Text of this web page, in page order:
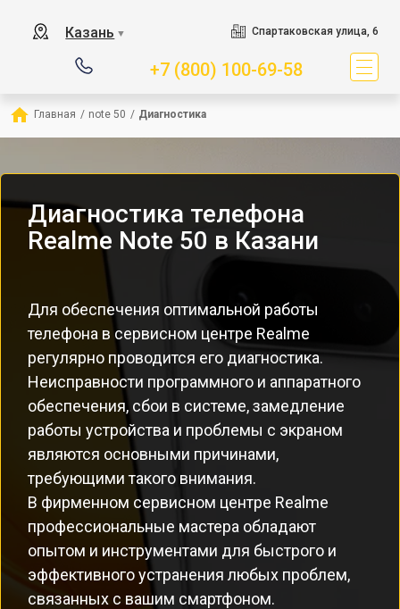
Казань ▼ Спартаковская улица, 6
+7 (800) 100-69-58
Главная / note 50 / Диагностика
Диагностика телефона
Realme Note 50 в Казани
Для обеспечения оптимальной работы
телефона в сервисном центре Realme
регулярно проводится его диагностика.
Неисправности программного и аппаратного
обеспечения, сбои в системе, замедление
работы устройства и проблемы с экраном
являются основными причинами,
требующими такого внимания.
В фирменном сервисном центре Realme
профессиональные мастера обладают
опытом и инструментами для быстрого и
эффективного устранения любых проблем,
связанных с вашим смартфоном.